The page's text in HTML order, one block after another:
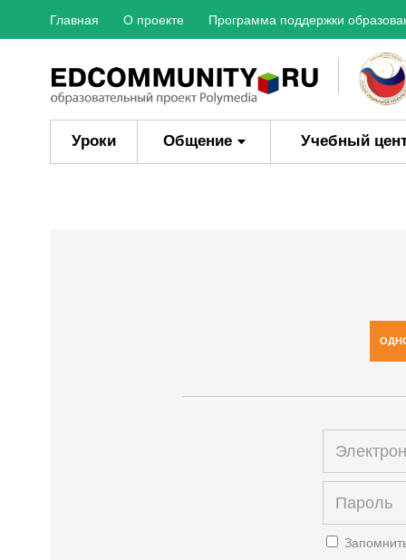
Главная О проекте Программа поддержки
Уроки Общение Учебный